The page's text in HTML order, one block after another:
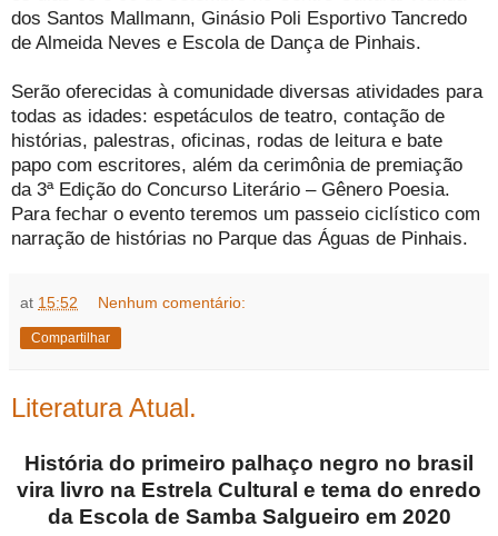
dos Santos Mallmann, Ginásio Poli Esportivo Tancredo
de Almeida Neves e Escola de Dança de Pinhais.
Serão oferecidas à comunidade diversas atividades para
todas as idades: espetáculos de teatro, contação de
histórias, palestras, oficinas, rodas de leitura e bate
papo com escritores, além da cerimônia de premiação
da 3ª Edição do Concurso Literário – Gênero Poesia.
Para fechar o evento teremos um passeio ciclístico com
narração de histórias no Parque das Águas de Pinhais.
at 15:52 Nenhum comentário:
Compartilhar
Literatura Atual.
História do primeiro palhaço negro no brasil
vira livro na Estrela Cultural e tema do enredo
da Escola de Samba Salgueiro em 2020